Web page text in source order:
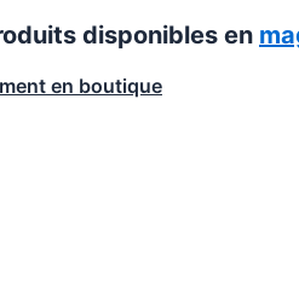
disponibles en
en boutique